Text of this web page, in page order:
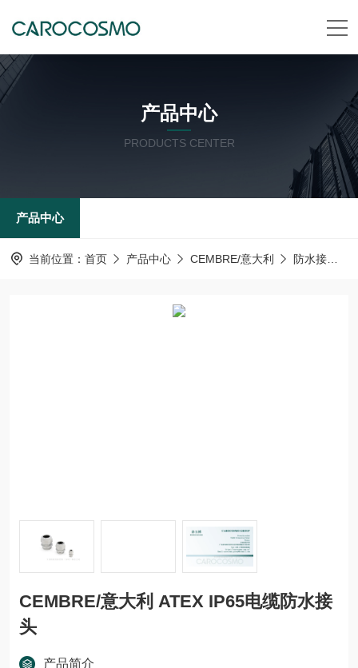
产品中心
PRODUCTS CENTER
产品中心
当前位置： 首页 产品中心 CEMBRE/意大利 防水接头
CEMBRE/意大利 ATEX IP65电缆防水接
头
产品简介